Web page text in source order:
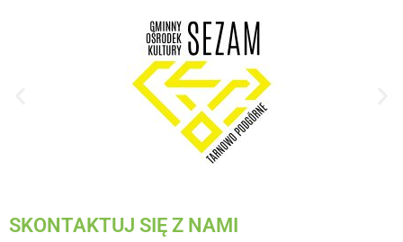
SKONTAKTUJ SIĘ Z NAMI